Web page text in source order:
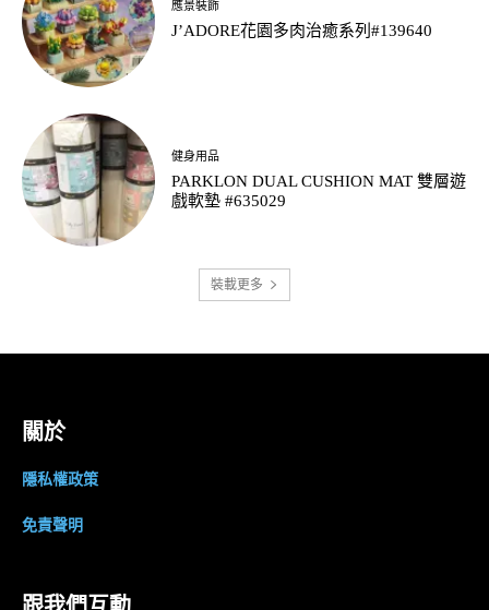
應景裝飾
J’ADORE花園多肉治癒系列#139640
健身用品
PARKLON DUAL CUSHION MAT 雙層遊
戲軟墊 #635029
裝載更多
關於
隱私權政策
免責聲明